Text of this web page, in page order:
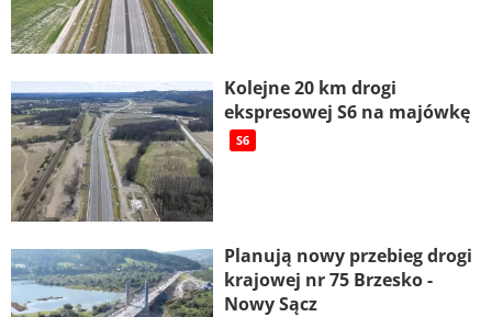
Kolejne 20 km drogi
ekspresowej S6 na majówkę
S6
Planują nowy przebieg drogi
krajowej nr 75 Brzesko -
Nowy Sącz